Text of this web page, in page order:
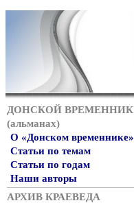
ДОНСКОЙ ВРЕМЕННИК
(альманах)
О «Донском временнике»
Статьи по темам
Статьи по годам
Наши авторы
АРХИВ КРАЕВЕДА